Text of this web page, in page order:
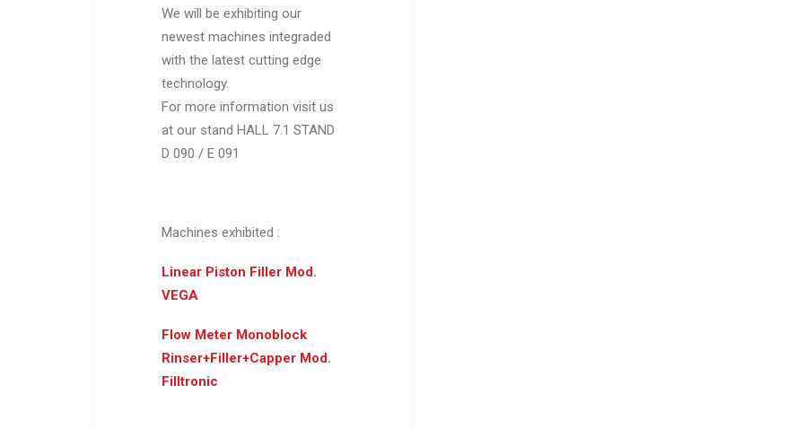
We will be exhibiting our
newest machines integraded
with the latest cutting edge
technology.
For more information visit us
at our stand HALL 7.1 STAND
D 090 / E 091
Machines exhibited :
Linear Piston Filler Mod.
VEGA
Flow Meter Monoblock
Rinser+Filler+Capper Mod.
Filltronic